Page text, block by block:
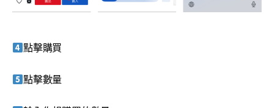
點擊購買
點擊數量